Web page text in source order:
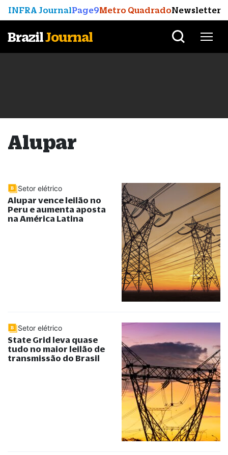
INFRA JournalPage9Metro QuadradoNewsletter
BrazilJournal
Alupar
Setor elétrico
Alupar vence leilão no
Peru e aumenta aposta
na América Latina
Setor elétrico
State Grid leva quase
tudo no maior leilão de
transmissão do Brasil